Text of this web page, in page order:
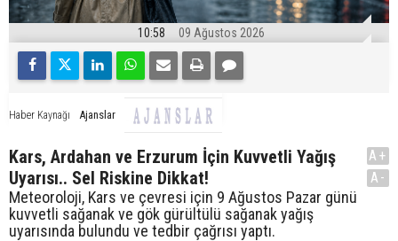
10:58 09 Ağustos 2026
Haber Kaynağı Ajanslar
Kars, Ardahan ve Erzurum İçin Kuvvetli Yağış
Uyarısı.. Sel Riskine Dikkat!
Meteoroloji, Kars ve çevresi için 9 Ağustos Pazar günü
kuvvetli sağanak ve gök gürültülü sağanak yağış
uyarısında bulundu ve tedbir çağrısı yaptı.
A+
A-